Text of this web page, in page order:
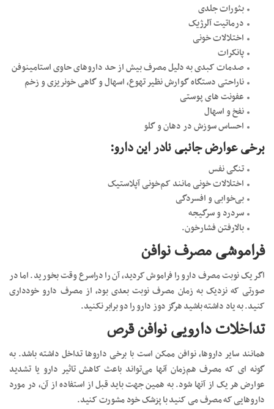
بثورات جلدی
درماتیت آلرژیک
اختلالات خونی
پانکرات
صدمات کبدی به دلیل مصرف بیش از حد داروهای حاوی استامینوفن
ناراحتی دستگاه گوارش نظیر تهوع، اسهال و گاهی خونریزی و زخم
عفونت های پوستی
نفخ و اسهال
احساس سوزش در دهان و گلو
برخی عوارض جانبی نادر این دارو:
تنگی نفس
اختلالات خونی مانند کم‌خونی آپلاستیک
بی‌خوابی و افسردگی
سردرد و سرگیجه
بالارفتن فشارخون.
فراموشی مصرف نوافن
اگر یک نوبت مصرف دارو را فراموش کردید، آن را دراسرع‌ وقت بخورید. اما در
صورتی‌ که نزدیک به زمان مصرف نوبت بعدی بود، از مصرف دارو خودداری
کنید. به یاد داشته باشید هرگز دوز دارو را دو برابر نکنید.
تداخلات دارویی نوافن قرص
همانند سایر داروها، نوافن ممکن است با برخی داروها تداخل داشته باشد. به
گونه ای که مصرف هم‌زمان آنها می‌تواند باعث کاهش تاثیر دارو یا تشدید
عوارض هر یک از آنها شود. به همین جهت باید قبل از استفاده از آن، در مورد
داروهایی که مصرف می کنید با پزشک خود مشورت کنید.